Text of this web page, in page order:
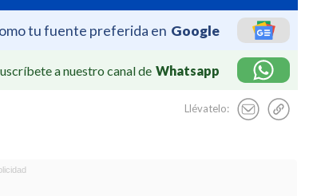
tu fuente preferida en Google
a nuestro canal de Whatsapp
Llévatelo: